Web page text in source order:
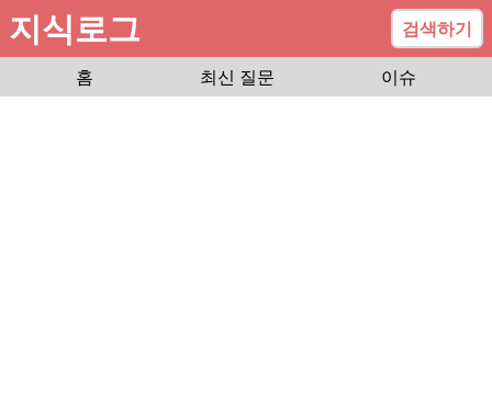
지식로그
검색하기
홈
최신 질문 이슈